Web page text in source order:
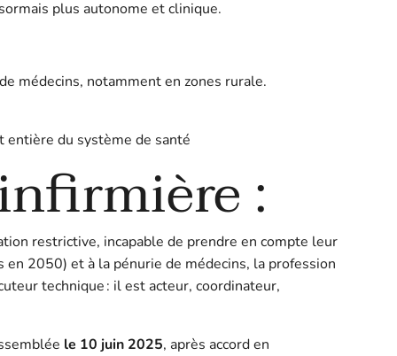
plus autonome et clinique.
médecins, notamment en zones rurale.
entière du système de santé
:
restrictive, incapable de prendre en compte leur
2050) et à la pénurie de médecins, la profession
technique : il est acteur, coordinateur,
le 10 juin 2025, après accord en